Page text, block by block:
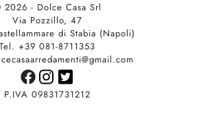
2026 - Dolce Casa Srl
Via Pozzillo, 47
di Stabia (Napoli)
Tel. +39 081-8711353
P.IVA 09831731212